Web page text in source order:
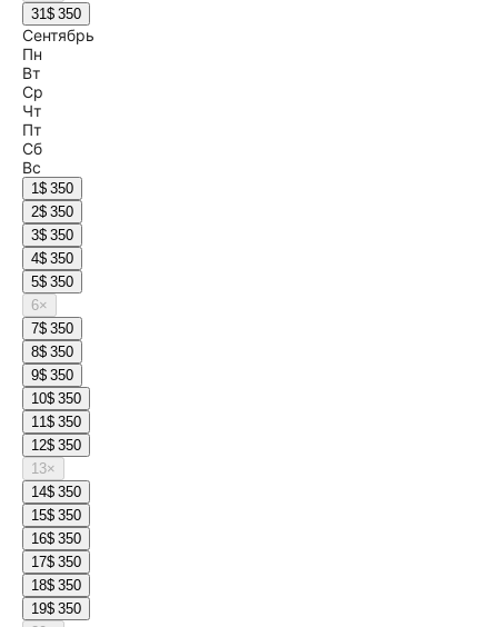
31$ 350
Сентябрь
Пн
Вт
Ср
Чт
Пт
Сб
Вс
1$ 350
2$ 350
3$ 350
4$ 350
5$ 350
6×
7$ 350
8$ 350
9$ 350
10$ 350
11$ 350
12$ 350
13×
14$ 350
15$ 350
16$ 350
17$ 350
18$ 350
19$ 350